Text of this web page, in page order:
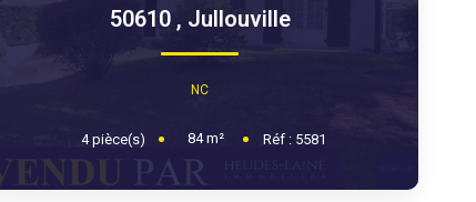
50610 , Jullouville
NC
4pièce(s) 84m² Réf : 5581